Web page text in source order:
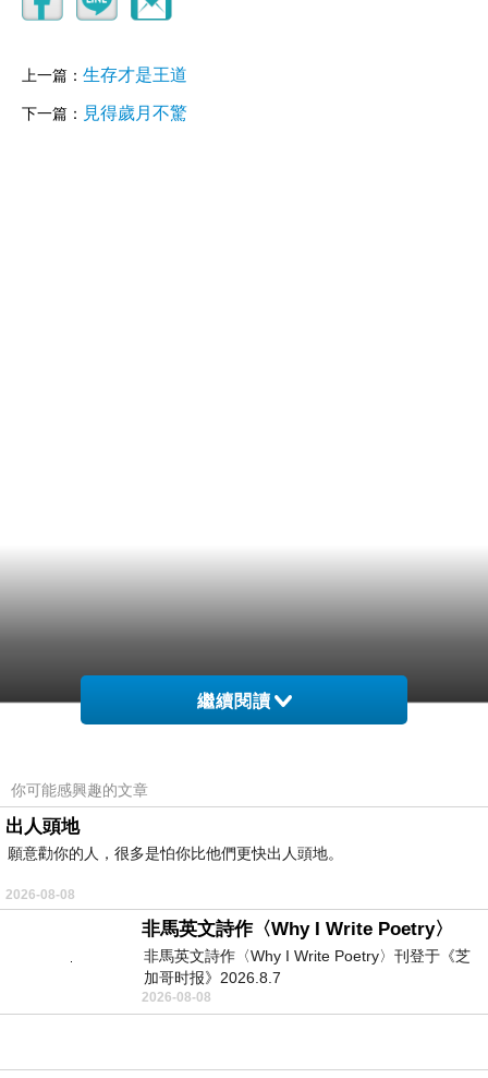
上一篇： 生存才是王道
下一篇： 見得歲月不驚
繼續閱讀
你可能感興趣的文章
出人頭地
願意勸你的人，很多是怕你比他們更快出人頭地。
2026-08-08
非馬英文詩作〈Why I Write Poetry〉
非馬英文詩作〈Why I Write Poetry〉刊登于《芝
加哥时报》2026.8.7
2026-08-08